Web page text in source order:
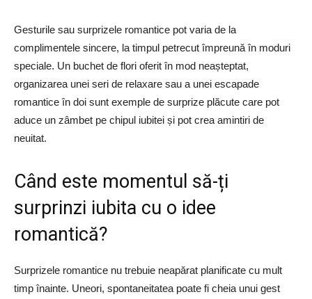
Gesturile sau surprizele romantice pot varia de la
complimentele sincere, la timpul petrecut împreună în moduri
speciale. Un buchet de flori oferit în mod neașteptat,
organizarea unei seri de relaxare sau a unei escapade
romantice în doi sunt exemple de surprize plăcute care pot
aduce un zâmbet pe chipul iubitei și pot crea amintiri de
neuitat.
Când este momentul să-ți
surprinzi iubita cu o idee
romantică?
Surprizele romantice nu trebuie neapărat planificate cu mult
timp înainte. Uneori, spontaneitatea poate fi cheia unui gest